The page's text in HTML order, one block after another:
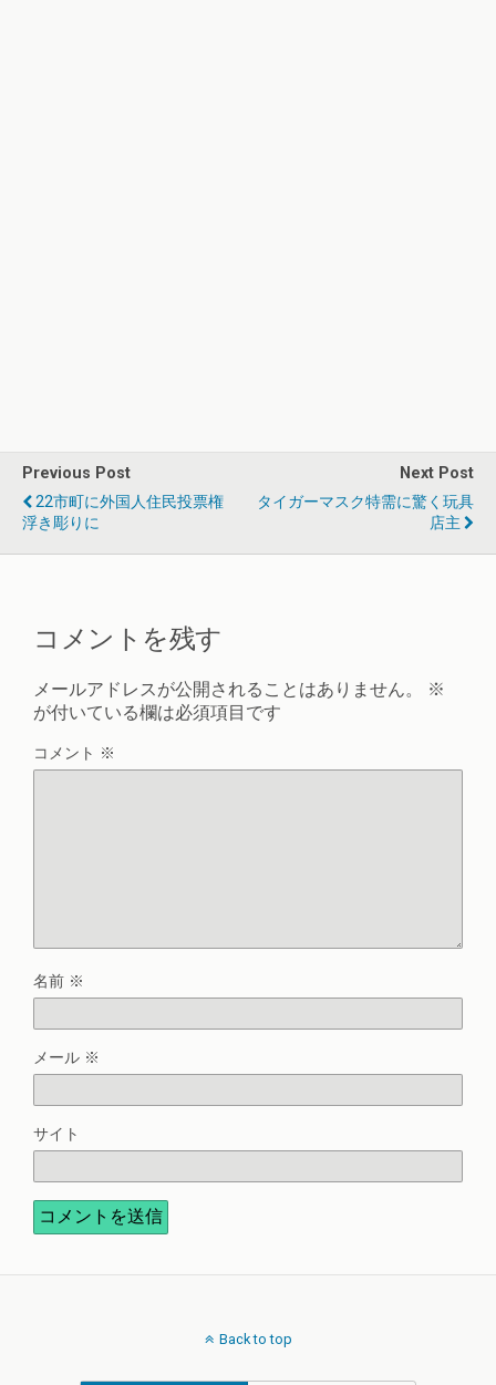
Previous Post
22市町に外国人住民投票権
浮き彫りに
Next Post
タイガーマスク特需に驚く玩具
店主
コメントを残す
メールアドレスが公開されることはありません。
※
が付いている欄は必須項目です
コメント ※
名前 ※
メール ※
サイト
Back to top